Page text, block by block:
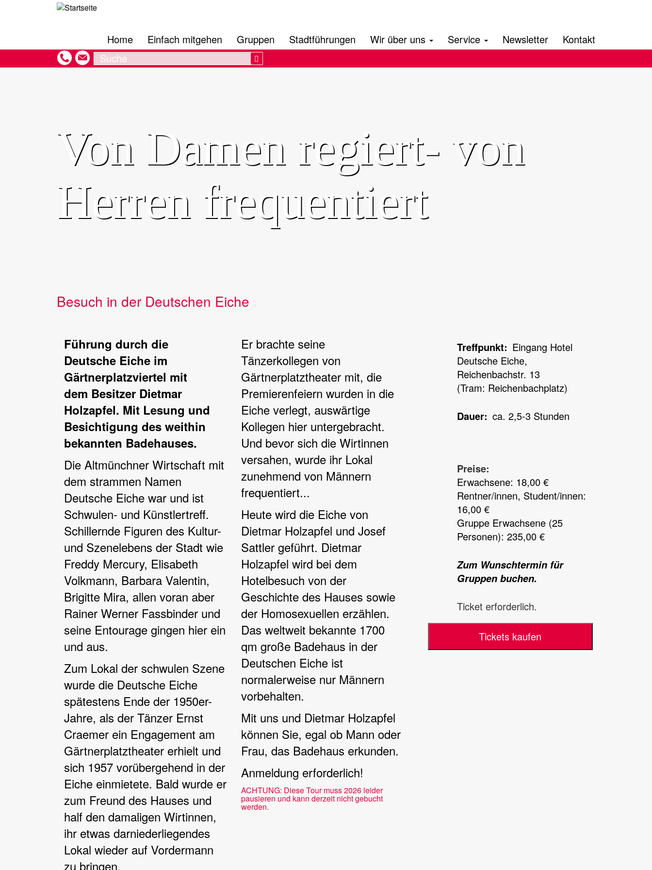
Hauptnavigation
Home Einfach mitgehen Gruppen Stadtführungen Wir über uns Service Newsletter Kontakt
Search Search
Von Damen regiert- von
Herren frequentiert
Besuch in der Deutschen Eiche
Führung durch die
Deutsche Eiche im
Gärtnerplatzviertel mit
dem Besitzer Dietmar
Holzapfel. Mit Lesung und
Besichtigung des weithin
bekannten Badehauses.
Die Altmünchner Wirtschaft mit
dem strammen Namen
Deutsche Eiche war und ist
Schwulen- und Künstlertreff.
Schillernde Figuren des Kultur-
und Szenelebens der Stadt wie
Freddy Mercury, Elisabeth
Volkmann, Barbara Valentin,
Brigitte Mira, allen voran aber
Rainer Werner Fassbinder und
seine Entourage gingen hier ein
und aus.
Zum Lokal der schwulen Szene
wurde die Deutsche Eiche
spätestens Ende der 1950er-
Jahre, als der Tänzer Ernst
Craemer ein Engagement am
Gärtnerplatztheater erhielt und
sich 1957 vorübergehend in der
Eiche einmietete. Bald wurde er
zum Freund des Hauses und
half den damaligen Wirtinnen,
ihr etwas darniederliegendes
Lokal wieder auf Vordermann
zu bringen.
Er brachte seine
Tänzerkollegen von
Gärtnerplatztheater mit, die
Premierenfeiern wurden in die
Eiche verlegt, auswärtige
Kollegen hier untergebracht.
Und bevor sich die Wirtinnen
versahen, wurde ihr Lokal
zunehmend von Männern
frequentiert...
Heute wird die Eiche von
Dietmar Holzapfel und Josef
Sattler geführt. Dietmar
Holzapfel wird bei dem
Hotelbesuch von der
Geschichte des Hauses sowie
der Homosexuellen erzählen.
Das weltweit bekannte 1700
qm große Badehaus in der
Deutschen Eiche ist
normalerweise nur Männern
vorbehalten.
Mit uns und Dietmar Holzapfel
können Sie, egal ob Mann oder
Frau, das Badehaus erkunden.
Anmeldung erforderlich!
ACHTUNG: Diese Tour muss 2026 leider
pausieren und kann derzeit nicht gebucht
werden.
Treffpunkt
Eingang Hotel
Deutsche Eiche,
Reichenbachstr. 13
(Tram: Reichenbachplatz)
Dauer ca. 2,5-3 Stunden
Preise:
Erwachsene: 18,00 €
Rentner/innen, Student/innen:
16,00 €
Gruppe Erwachsene (25
Personen): 235,00 €
Zum Wunschtermin für
Gruppen buchen.
Ticket erforderlich.
Tickets kaufen